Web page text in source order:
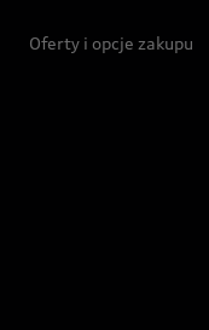
Oferty i opcje zakupu